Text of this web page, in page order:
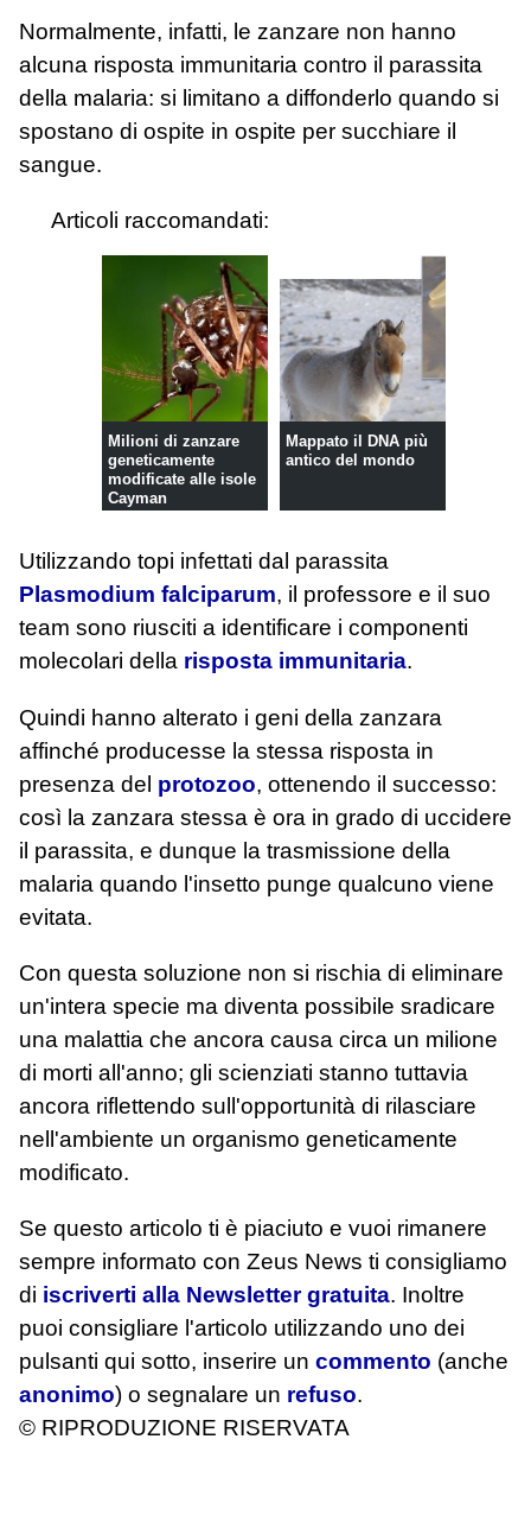
Normalmente, infatti, le zanzare non hanno
alcuna risposta immunitaria contro il parassita
della malaria: si limitano a diffonderlo quando si
spostano di ospite in ospite per succhiare il
sangue.
Articoli raccomandati:
Milioni di zanzare
geneticamente
modificate alle isole
Cayman
Mappato il DNA più
antico del mondo
Utilizzando topi infettati dal parassita
Plasmodium falciparum, il professore e il suo
team sono riusciti a identificare i componenti
molecolari della risposta immunitaria.
Quindi hanno alterato i geni della zanzara
affinché producesse la stessa risposta in
presenza del protozoo, ottenendo il successo:
così la zanzara stessa è ora in grado di uccidere
il parassita, e dunque la trasmissione della
malaria quando l'insetto punge qualcuno viene
evitata.
Con questa soluzione non si rischia di eliminare
un'intera specie ma diventa possibile sradicare
una malattia che ancora causa circa un milione
di morti all'anno; gli scienziati stanno tuttavia
ancora riflettendo sull'opportunità di rilasciare
nell'ambiente un organismo geneticamente
modificato.
Se questo articolo ti è piaciuto e vuoi rimanere
sempre informato con Zeus News ti consigliamo
di iscriverti alla Newsletter gratuita. Inoltre
puoi consigliare l'articolo utilizzando uno dei
pulsanti qui sotto, inserire un commento (anche
anonimo) o segnalare un refuso.
© RIPRODUZIONE RISERVATA